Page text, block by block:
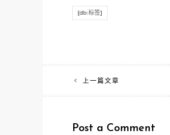
[db:标签]
文
章
上一篇文章
Post a Comment